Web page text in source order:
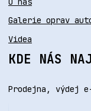
Galerie oprav
Videa
KDE NÁS
Prodejna, výdej